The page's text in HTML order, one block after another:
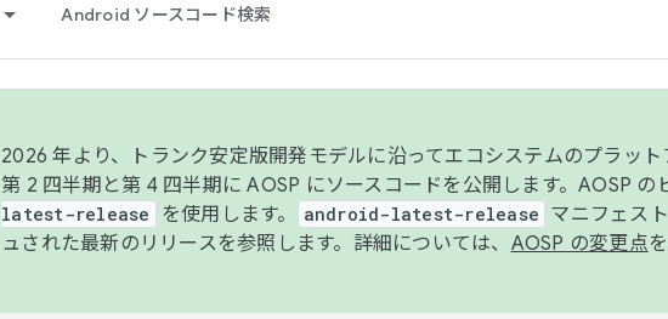
Android ソースコード検索
2026 年より、トランク安定版開発モデルに沿ってエコシステムのプラット
第 2 四半期と第 4 四半期に AOSP にソースコードを公開します。AOSP の
latest-release
を使用します。 android-latest-release マニフェス
ュされた最新のリリースを参照します。詳細については、 AOSP の変更点